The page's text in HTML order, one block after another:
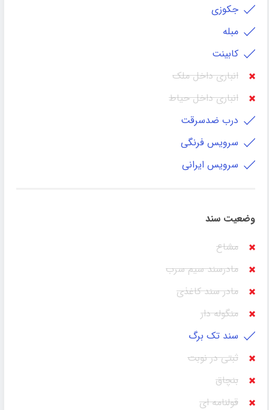
جکوزی
مبله
کابينت
انباری داخل ملک
انباری داخل حیاط
درب ضدسرقت
سرویس فرنگی
سرویس ایرانی
وضعیت سند
مشاع
مادرسند سیم سرب
مادر سند کاغذی
منگوله دار
سند تک برگ
ثبتی در نوبت
بنچاق
قولنامه ای